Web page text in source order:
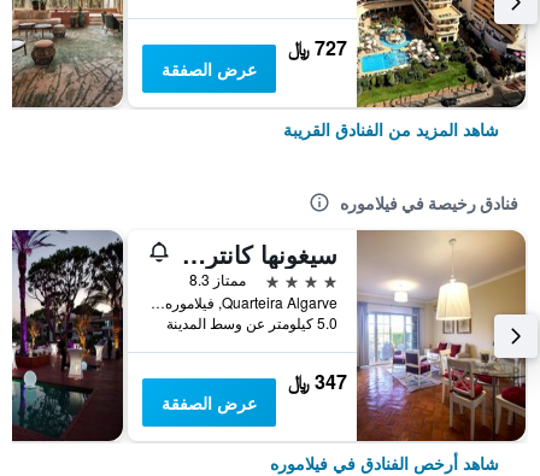
727 ﷼
عرض الصفقة
شاهد المزيد من الفنادق القريبة
فنادق رخيصة في فيلاموره
سيغونها كانتري كلوب
4 نجوم
ممتاز 8.3
Quarteira Algarve, فيلاموره, منطقة فارو, البرتغال
5.0 كيلومتر عن وسط المدينة
347 ﷼
عرض الصفقة
شاهد أرخص الفنادق في فيلاموره